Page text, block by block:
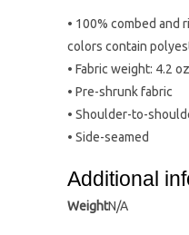
• 100% combed and
colors contain
• Fabric weight: 4.2
• Pre-shrunk fabric
• Shoulder-to-
• Side-seamed
Additional
WeightN/A